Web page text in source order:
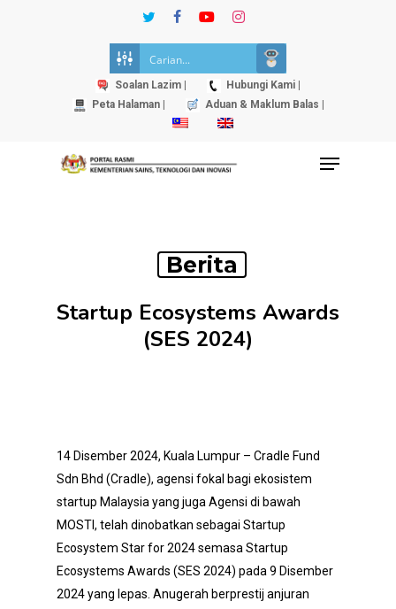
twitterfacebookyoutubeinstagram
Soalan Lazim |
Hubungi Kami |
Peta Halaman |
Aduan & Maklum Balas |
Menu
Berita
Startup Ecosystems Awards
(SES 2024)
14 Disember 2024, Kuala Lumpur – Cradle Fund
Sdn Bhd (Cradle), agensi fokal bagi ekosistem
startup Malaysia yang juga Agensi di bawah
MOSTI, telah dinobatkan sebagai Startup
Ecosystem Star for 2024 semasa Startup
Ecosystems Awards (SES 2024) pada 9 Disember
2024 yang lepas. Anugerah berprestij anjuran